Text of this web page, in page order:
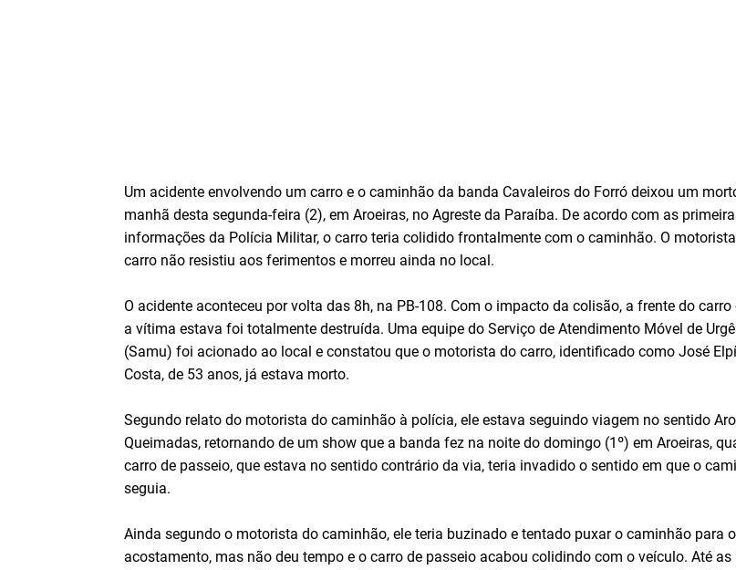
Um acidente envolvendo um carro e o caminhão da banda Cavaleiros do Forró deixou um
manhã desta segunda-feira (2), em Aroeiras, no Agreste da Paraíba. De acordo com as
informações da Polícia Militar, o carro teria colidido frontalmente com o caminhão. O
carro não resistiu aos ferimentos e morreu ainda no local.
O acidente aconteceu por volta das 8h, na PB-108. Com o impacto da colisão, a frente do carro
a vítima estava foi totalmente destruída. Uma equipe do Serviço de Atendimento Móvel de
(Samu) foi acionado ao local e constatou que o motorista do carro, identificado como José
Costa, de 53 anos, já estava morto.
Segundo relato do motorista do caminhão à polícia, ele estava seguindo viagem no sentido
Queimadas, retornando de um show que a banda fez na noite do domingo (1º) em Aroeiras,
carro de passeio, que estava no sentido contrário da via, teria invadido o sentido em que o
seguia.
Ainda segundo o motorista do caminhão, ele teria buzinado e tentado puxar o caminhão para o
acostamento, mas não deu tempo e o carro de passeio acabou colidindo com o veículo. Até as